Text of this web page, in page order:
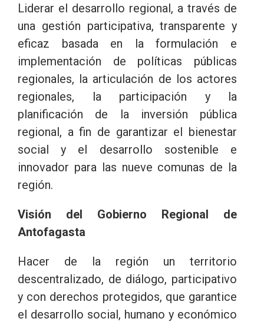
Liderar el desarrollo regional, a través de
una gestión participativa, transparente y
eficaz basada en la formulación e
implementación de políticas públicas
regionales, la articulación de los actores
regionales, la participación y la
planificación de la inversión pública
regional, a fin de garantizar el bienestar
social y el desarrollo sostenible e
innovador para las nueve comunas de la
región.
Visión del Gobierno Regional de
Antofagasta
Hacer de la región un territorio
descentralizado, de diálogo, participativo
y con derechos protegidos, que garantice
el desarrollo social, humano y económico